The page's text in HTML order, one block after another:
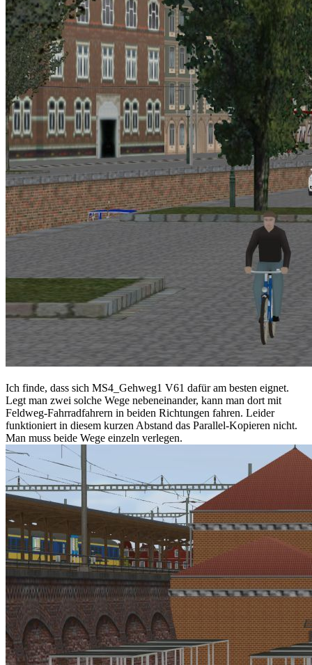
Ich finde, dass sich MS4_Gehweg1 V61 dafür am besten eignet.
Legt man zwei solche Wege nebeneinander, kann man dort mit
Feldweg-Fahrradfahrern in beiden Richtungen fahren. Leider
funktioniert in diesem kurzen Abstand das Parallel-Kopieren nicht.
Man muss beide Wege einzeln verlegen.